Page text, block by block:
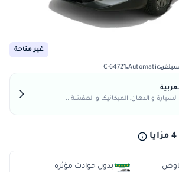
غير متاحة
Automatic
C-64721
و الدهان, الميكانيكا و العفشة...
بدون حوادث مؤثرة